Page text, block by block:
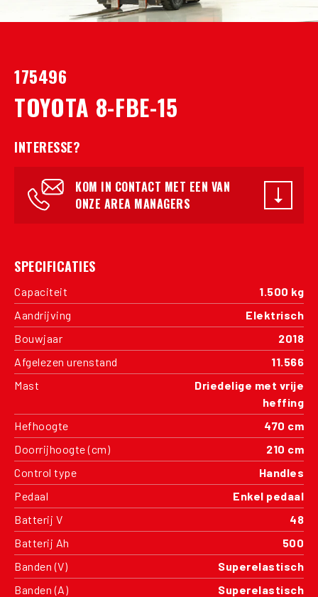
175496
TOYOTA 8-FBE-15
INTERESSE?
KOM IN CONTACT MET EEN VAN
ONZE AREA MANAGERS
SPECIFICATIES
Capaciteit
1.500 kg
Aandrijving
Elektrisch
Bouwjaar
2018
Afgelezen urenstand
11.566
Mast
Driedelige met vrije
heffing
Hefhoogte
470 cm
Doorrijhoogte (cm)
210 cm
Control type
Handles
Pedaal
Enkel pedaal
Batterij V
48
Batterij Ah
500
Banden (V)
Superelastisch
Banden (A)
Superelastisch